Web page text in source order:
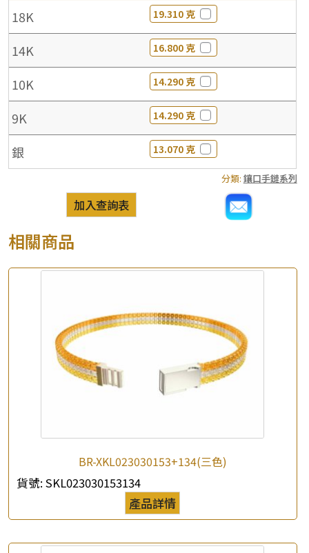
18K 19.310 克
14K 16.800 克
10K 14.290 克
9K 14.290 克
銀 13.070 克
分類: 鑲口手鏈系列
加入查詢表
相關商品
BR-XKL023030153+134(三色)
貨號: SKL023030153134
產品詳情